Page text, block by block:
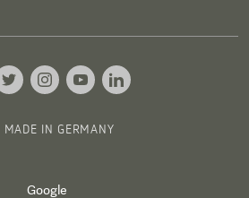
MADE IN GERMANY
Google